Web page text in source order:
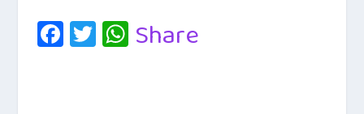
Fa
c
T
wi
W
Share